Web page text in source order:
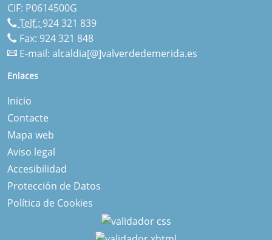
CIF: P0614500G
Telf.: 924 321 839
Fax: 924 321 848
E-mail: alcaldia[@]valverdedemerida.es
Enlaces
Inicio
Contacte
Mapa web
Aviso legal
Accesibilidad
Protección de Datos
Política de Cookies